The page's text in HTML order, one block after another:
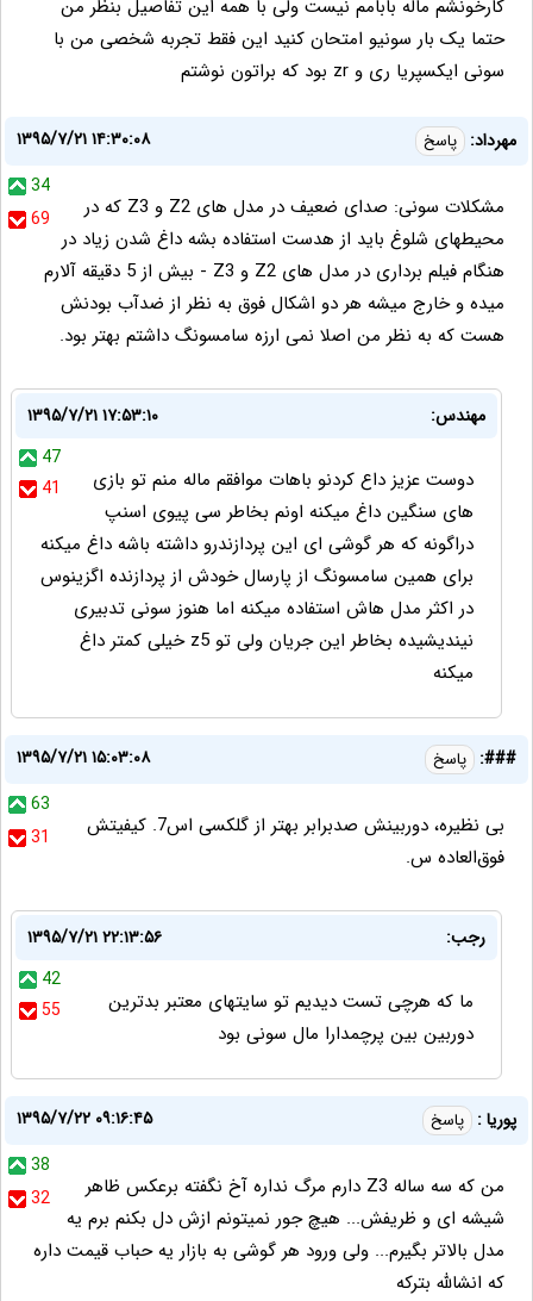
کارخونشم ماله بابامم نیست ولی با همه این تفاصیل بنظر من
حتما یک بار سونیو امتحان کنید این فقط تجربه شخصی من با
سونی ایکسپریا ری و zr بود که براتون نوشتم
مهرداد: پاسخ
۱۳۹۵/۷/۲۱ ۱۴:۳۰:۰۸
34
69
مشکلات سونی: صدای ضعیف در مدل های Z2 و Z3 که در
محیطهای شلوغ باید از هدست استفاده بشه داغ شدن زیاد در
هنگام فیلم برداری در مدل های Z2 و Z3 - بیش از 5 دقیقه آلارم
میده و خارج میشه هر دو اشکال فوق به نظر از ضدآب بودنش
هست که به نظر من اصلا نمی ارزه سامسونگ داشتم بهتر بود.
مهندس:
۱۳۹۵/۷/۲۱ ۱۷:۵۳:۱۰
47
41
دوست عزیز داع کردنو باهات موافقم ماله منم تو بازی
های سنگین داغ میکنه اونم بخاطر سی پیوی اسنپ
دراگونه که هر گوشی ای این پردازندرو داشته باشه داغ میکنه
برای همین سامسونگ از پارسال خودش از پردازنده اگزینوس
در اکثر مدل هاش استفاده میکنه اما هنوز سونی تدبیری
نیندیشیده بخاطر این جریان ولی تو z5 خیلی کمتر داغ
میکنه
###: پاسخ
۱۳۹۵/۷/۲۱ ۱۵:۰۳:۰۸
63
31
بی نظیره، دوربینش صدبرابر بهتر از گلکسی اس7. کیفیتش
فوق‌العاده س.
رجب:
۱۳۹۵/۷/۲۱ ۲۲:۱۳:۵۶
42
55
ما که هرچی تست دیدیم تو سایتهای معتبر بدترین
دوربین بین پرچمدارا مال سونی بود
پوریا : پاسخ
۱۳۹۵/۷/۲۲ ۰۹:۱۶:۴۵
38
32
من که سه ساله Z3 دارم مرگ نداره آخ نگفته برعکس ظاهر
شیشه ای و ظریفش... هیچ جور نمیتونم ازش دل بکنم برم یه
مدل بالاتر بگیرم... ولی ورود هر گوشی به بازار یه حباب قیمت داره
که انشالله بترکه